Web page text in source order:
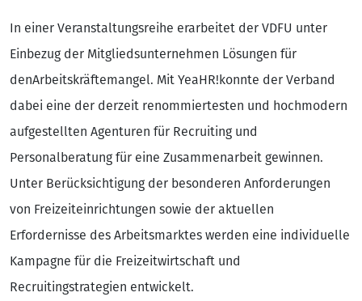
In einer Veranstaltungsreihe erarbeitet der VDFU unter
Einbezug der Mitgliedsunternehmen Lösungen für
denArbeitskräftemangel. Mit YeaHR!konnte der Verband
dabei eine der derzeit renommiertesten und hochmodern
aufgestellten Agenturen für Recruiting und
Personalberatung für eine Zusammenarbeit gewinnen.
Unter Berücksichtigung der besonderen Anforderungen
von Freizeiteinrichtungen sowie der aktuellen
Erfordernisse des Arbeitsmarktes werden eine individuelle
Kampagne für die Freizeitwirtschaft und
Recruitingstrategien entwickelt.